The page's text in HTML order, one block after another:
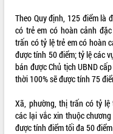
Theo Quy định, 125 điểm là
có trẻ em có hoàn cảnh
trấn có tỷ lệ trẻ em có hoàn
được tính 50 điểm; tỷ lệ các
bán được Chủ tịch UBND
thời 100% sẽ được tính 75
Xã, phường, thị trấn có tỷ
các lại vắc xin thuộc
được tính điểm tối đa 50